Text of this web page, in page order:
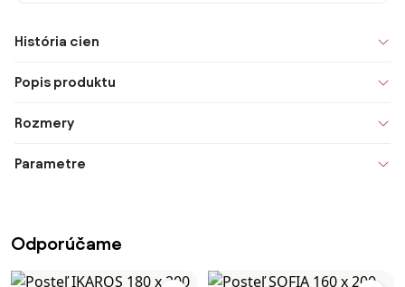
História cien
Popis produktu
Rozmery
Parametre
Odporúčame